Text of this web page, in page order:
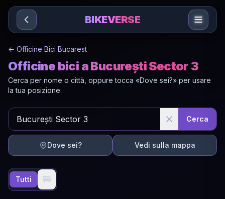
Sari la conținut
BIKEVERSE
← Officine Bici Bucarest
Officine bici a București Sector 3
Cerca per nome o città, oppure tocca «Dove sei?» per usare
la tua posizione.
Cerca
Dove sei? Vedi sulla mappa
Tutti 🚐